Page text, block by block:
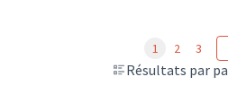
Résultats par
1 2 3